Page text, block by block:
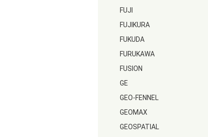
FUJI
FUJIKURA
FUKUDA
FURUKAWA
FUSION
GE
GEO-FENNEL
GEOMAX
GEOSPATIAL